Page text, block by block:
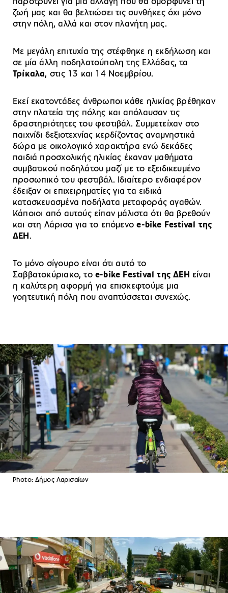
παροτρύνει για μια αλλαγή που θα ομορφύνει τη
ζωή μας και θα βελτιώσει τις συνθήκες όχι μόνο
στην πόλη, αλλά και στον πλανήτη μας.
Με μεγάλη επιτυχία της στέφθηκε η εκδήλωση και
σε μία άλλη ποδηλατούπολη της Ελλάδας, τα
Τρίκαλα, στις 13 και 14 Νοεμβρίου.
Εκεί εκατοντάδες άνθρωποι κάθε ηλικίας βρέθηκαν
στην πλατεία της πόλης και απόλαυσαν τις
δραστηριότητες του φεστιβάλ. Συμμετείχαν στο
παιχνίδι δεξιοτεχνίας κερδίζοντας αναμνηστικά
δώρα με οικολογικό χαρακτήρα ενώ δεκάδες
παιδιά προσχολικής ηλικίας έκαναν μαθήματα
συμβατικού ποδηλάτου μαζί με το εξειδικευμένο
προσωπικό του φεστιβάλ. Ιδιαίτερο ενδιαφέρον
έδειξαν οι επιχειρηματίες για τα ειδικά
κατασκευασμένα ποδήλατα μεταφοράς αγαθών.
Κάποιοι από αυτούς είπαν μάλιστα ότι θα βρεθούν
και στη Λάρισα για το επόμενοe-bike Festival της
ΔΕΗ.
Το μόνο σίγουρο είναι ότι αυτό το
Σαββατοκύριακο, τοe-bike Festival της ΔΕΗ είναι
η καλύτερη αφορμή για επισκεφτούμε μια
γοητευτική πόλη που αναπτύσσεται συνεχώς.
Photo: Δήμος Λαρισαίων